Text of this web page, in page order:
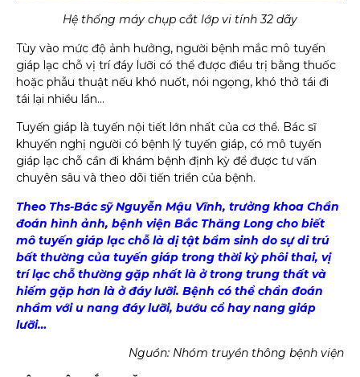
Hệ thống máy chụp cắt lớp vi tính 32 dãy
Tùy vào mức độ ảnh hưởng, người bệnh mắc mô tuyến
giáp lạc chỗ vị trí đáy lưỡi có thể được điều trị bằng thuốc
hoặc phẫu thuật nếu khó nuốt, nói ngọng, khó thở tái đi
tái lại nhiều lần…
Tuyến giáp là tuyến nội tiết lớn nhất của cơ thể. Bác sĩ
khuyến nghị người có bệnh lý tuyến giáp, có mô tuyến
giáp lạc chỗ cần đi khám bệnh định kỳ để được tư vấn
chuyên sâu và theo dõi tiến triển của bệnh.
Theo Ths-Bác sỹ Nguyễn Mậu Vĩnh, trưởng khoa Chẩn
đoán hình ảnh, bệnh viện Bắc Thăng Long cho biết
mô tuyến giáp lạc chỗ là dị tật bẩm sinh do sự di trú
bất thường của tuyến giáp trong thời kỳ phôi thai, vị
trí lạc chỗ thường gặp nhất là ở trong trung thất và
hiếm gặp hơn là ở đáy lưỡi. Bệnh có thể chẩn đoán
nhầm với u nang đáy lưỡi, bướu cổ hay nang giáp
lưỡi…
Nguồn: Nhóm truyền thông bệnh viện